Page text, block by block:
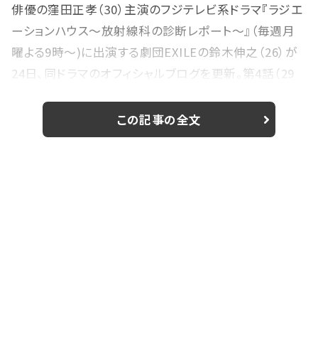
俳優の窪田正孝（30）主演のフジテレビ系ドラマ『ラジエ
ーションハウス～放射線科の診断レポート～』（毎週月
曜よる9時～)に出演する劇団EXILEの鈴木伸之（26）が
24日、同ドラマのオフィシャルブログを更新。第4話（29
本舞香（21）とのピースショットを公開した。 本作は、現
在「グランドジャンプ」（集英社）で連載中の同名コミック
この記事の全文